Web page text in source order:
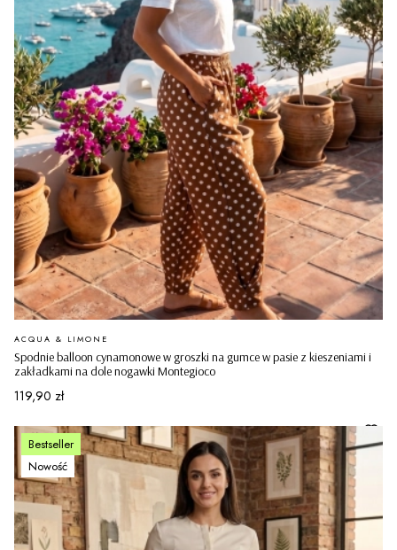
Spodnie balloon cynamonowe w groszki na gumce w pasie z kieszeniami i
zakładkami na dole nogawki Montegioco
PRODUCENT
ACQUA & LIMONE
Cena
119,90 zł
Bestseller
Nowość